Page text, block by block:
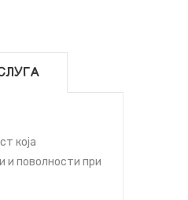
која
и поволности при